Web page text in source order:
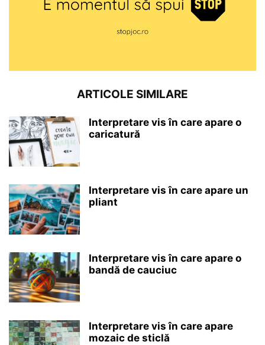
ARTICOLE SIMILARE
Interpretare vis în care apare o
caricatură
Interpretare vis în care apare un
pliant
Interpretare vis în care apare o
bandă de cauciuc
Interpretare vis în care apare
mozaic de sticlă